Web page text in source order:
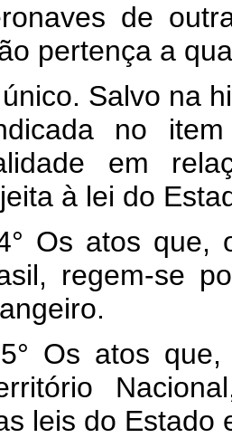
de
pertença a
Salvo na
no
em
à lei do
Os atos que,
regem-se
Os atos que,
leis do Estado